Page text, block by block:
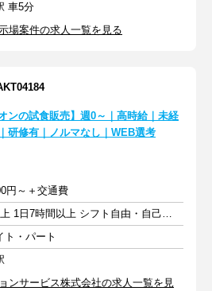
車5分
場案件の求人一覧を見る
オンの試食販売】週0～｜高時給｜未経
研修有｜ノルマなし｜WEB選考
円～＋交通費
週1日以上 1日7時間以上 シフト自由・自己申告
ト・パート
ンサービス株式会社の求人一覧を見